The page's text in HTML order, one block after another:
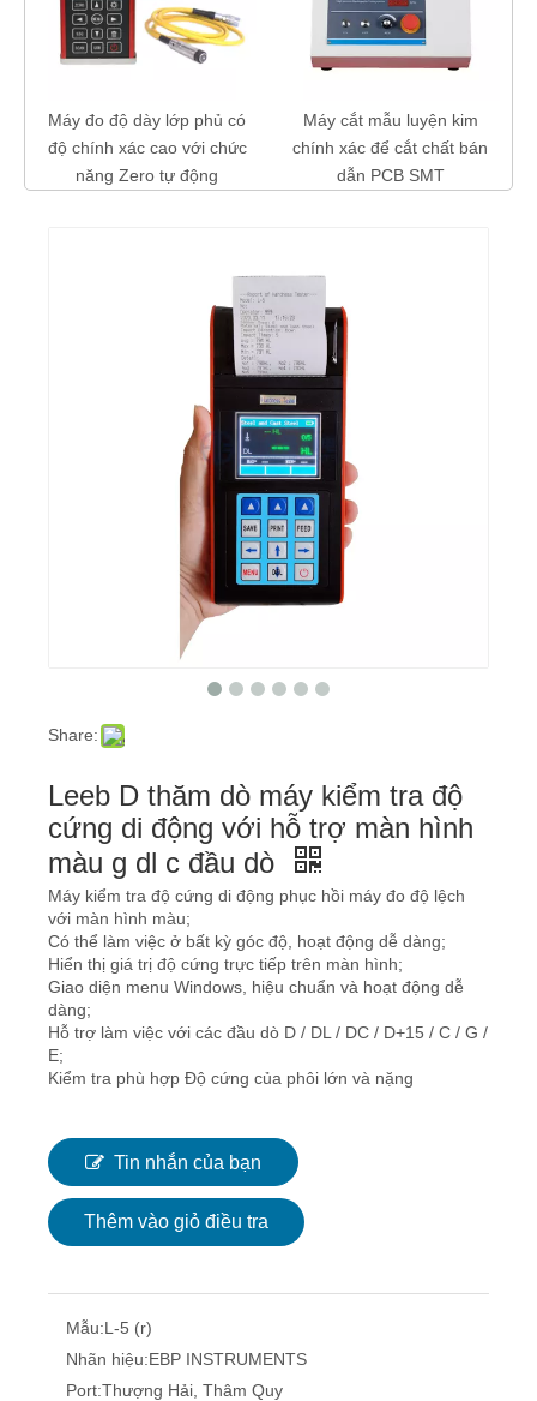
phủ có
với chức
Máy cắt mẫu luyện kim
chính xác để cắt chất bán
dẫn PCB SMT
Share:
Leeb D thăm dò máy kiểm tra độ
cứng di động với hỗ trợ màn hình
màu g dl c đầu dò
Máy kiểm tra độ cứng di động phục hồi máy đo độ lệch
với màn hình màu;
Có thể làm việc ở bất kỳ góc độ, hoạt động dễ dàng;
Hiển thị giá trị độ cứng trực tiếp trên màn hình;
Giao diện menu Windows, hiệu chuẩn và hoạt động dễ
dàng;
Hỗ trợ làm việc với các đầu dò D / DL / DC / D+15 / C / G /
E;
Kiểm tra phù hợp Độ cứng của phôi lớn và nặng
Tin nhắn của bạn
Thêm vào giỏ điều tra
Mẫu:L-5 (r)
Nhãn hiệu:EBP INSTRUMENTS
Port:Thượng Hải, Thâm Quy